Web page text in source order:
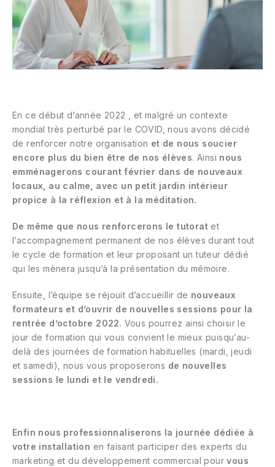
En ce début d’année 2022 , et malgré un contexte
mondial très perturbé par le COVID, nous avons décidé
de renforcer notre organisation et de nous soucier
encore plus du bien être de nos élèves. Ainsi nous
emménagerons courant février dans de nouveaux
locaux, au calme, avec un petit jardin intérieur
propice à la réflexion et à la méditation.
De même que nous renforcerons le tutorat et
l’accompagnement permanent de nos élèves durant tout
le cycle de formation et leur proposant un tuteur dédié
qui les mènera jusqu’à la présentation du mémoire.
Ensuite, l’équipe se réjouit d’accueillir de nouveaux
formateurs et d’ouvrir de nouvelles sessions pour la
rentrée d’octobre 2022. Vous pourrez ainsi choisir le
jour de formation qui vous convient le mieux puisqu’au-
delà des journées de formation habituelles (mardi, jeudi
et samedi), nous vous proposerons de nouvelles
sessions le lundi et le vendredi.
Enfin nous professionnaliserons la journée dédiée à
votre installation en faisant participer des experts du
marketing et du développement commercial pourvous